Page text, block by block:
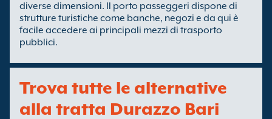
diverse dimensioni. Il porto passeggeri dispone di
strutture turistiche come banche, negozi e da qui è
facile accedere ai principali mezzi di trasporto
pubblici.
Trova tutte le alternative
alla tratta Durazzo Bari